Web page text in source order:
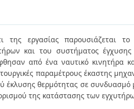
της εργασίας παρουσιάζεται
και του συστήματος
από ένα ναυτικό κινητήρα
παραμέτρους έκαστης
θερμότητας σε συνδυασμό
της κατάστασης των